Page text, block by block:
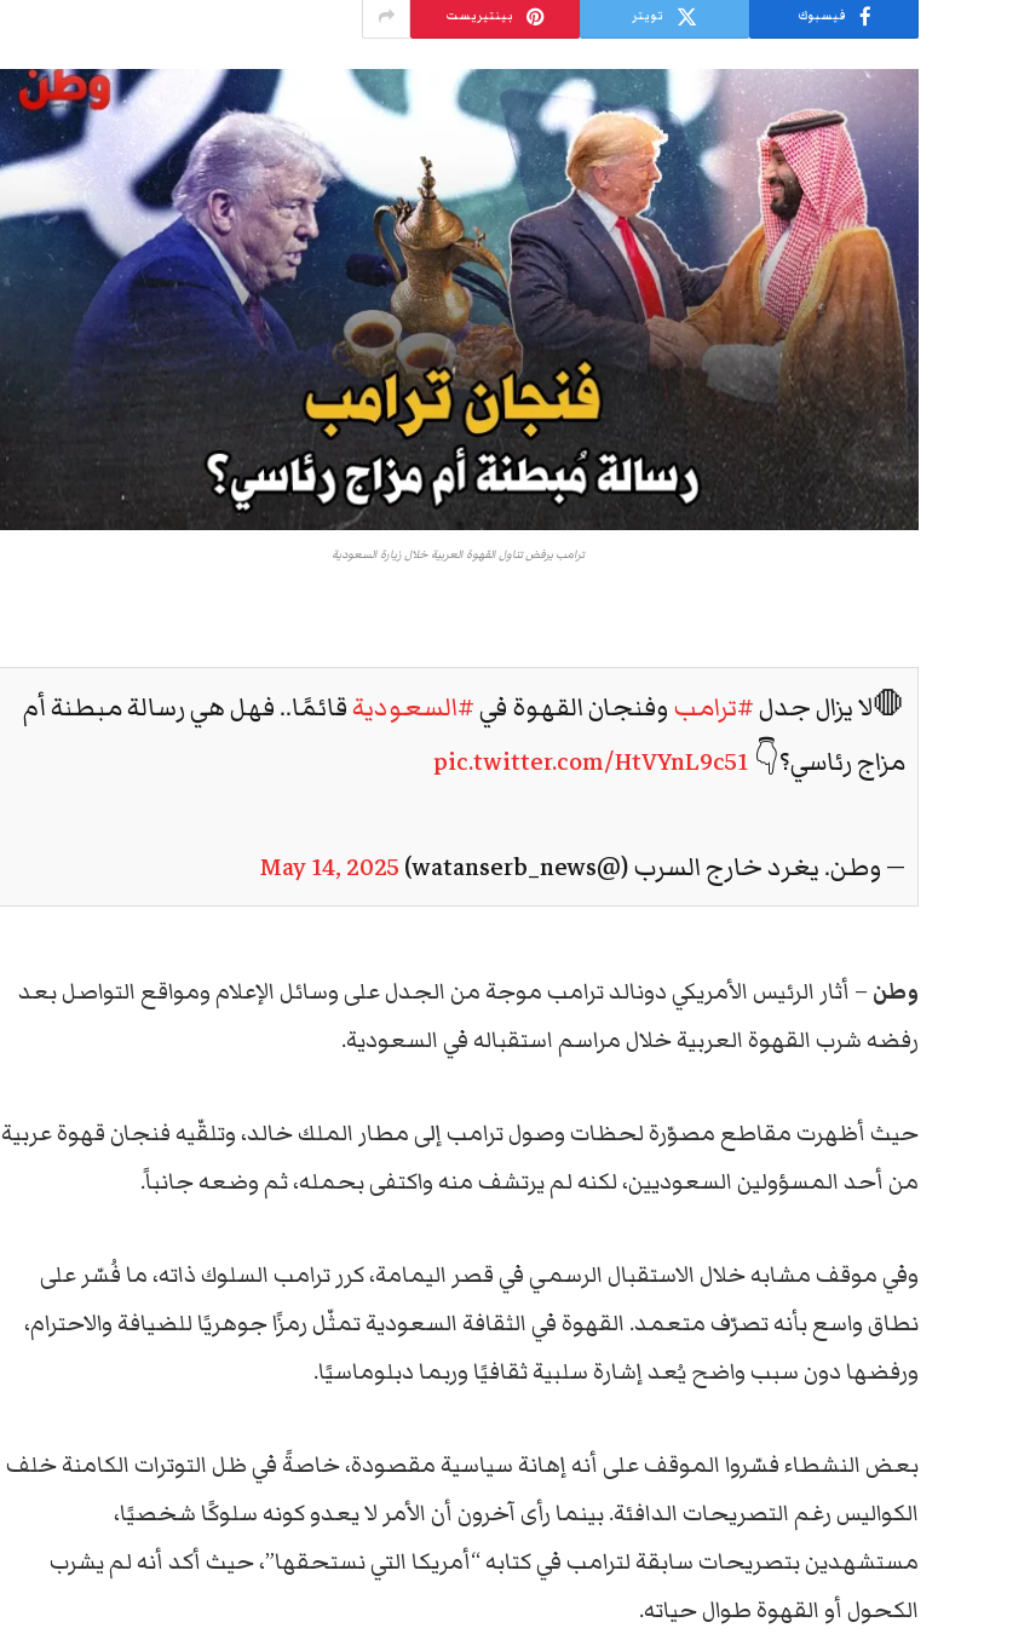
فيسبوك تويتر بينتيريست
ترامب يرفض تناول القهوة العربية خلال زيارة السعودية
🛑لا يزال جدل#ترامبوفنجان القهوة في#السعوديةقائمًا.. فهل هي رسالة مبطنة أم
مزاج رئاسي؟👇 pic.twitter.com/HtVYnL9c51
— وطن. يغرد خارج السرب (@watanserb_news) May 14, 2025
وطن – أثار الرئيسالأمريكيدونالدترامبموجةمنالجدلعلىوسائلالإعلامومواقع التواصلبعد
رفضهشربالقهوةالعربيةخلالمراسماستقبالهفيالسعودية.
حيثأظهرتمقاطع مصوّرةلحظاتوصولترامبإلىمطار الملكخالد،وتلقّيهفنجانقهوةعربية
منأحدالمسؤولينالسعوديين،لكنهلميرتشفمنهواكتفىبحمله،ثموضعهجانباً.
وفيموقفمشابهخلالالاستقبالالرسميفيقصر اليمامة،كرر ترامبالسلوك ذاته،ما فُسّر على
نطاقواسعبأنهتصرّفمتعمد. القهوةفيالثقافةالسعوديةتمثّلرمزًاجوهريًا للضيافةوالاحترام،
ورفضها دونسببواضحيُعدإشارةسلبيةثقافيًا وربما دبلوماسيًا.
بعضالنشطاءفسّرواالموقفعلىأنهإهانةسياسيةمقصودة،خاصةًفيظلالتوتراتالكامنةخلف
الكواليسرغمالتصريحاتالدافئة.بينما رأىآخرونأنالأمر لايعدوكونهسلوكًا شخصيًا،
مستشهدينبتصريحاتسابقةلترامبفيكتابه “أمريكا التينستحقها”،حيثأكدأنهلميشرب
الكحولأو القهوةطوالحياته.